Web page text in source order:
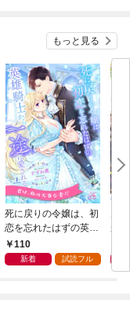
もっと見る
死に戻りの令嬢は、初
恋を忘れたはずの英雄
騎士から一途に愛され
る【１】
110
新着 試読フル
が
誘